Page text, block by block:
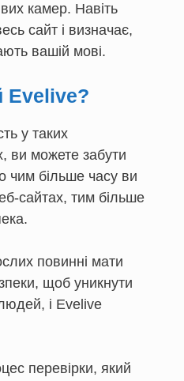
камер. Навіть
сайт і визначає,
вашій мові.
Evelive?
у таких
ви можете забути
чим більше часу ви
сайтах, тим більше
повинні мати
щоб уникнути
і Evelive
перевірки, який